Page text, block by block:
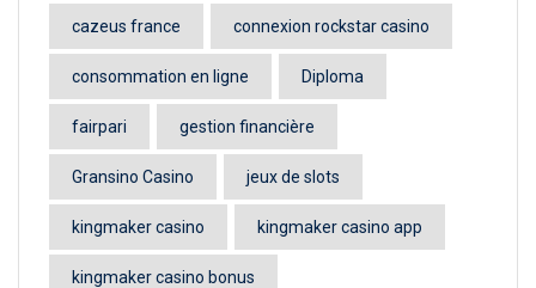
cazeus france connexion rockstar casino
consommation en ligne Diploma
fairpari gestion financière
Gransino Casino jeux de slots
kingmaker casino kingmaker casino app
kingmaker casino bonus